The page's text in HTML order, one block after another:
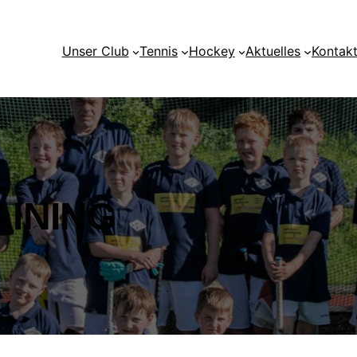
Unser Club Tennis Hockey Aktuelles Kontakt